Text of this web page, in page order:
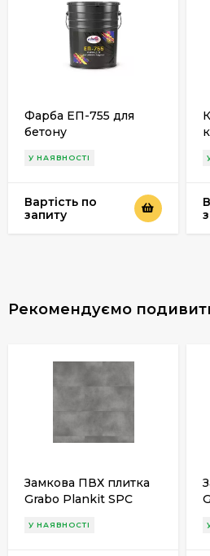
Фарба ЕП-755 для
бетону
У НАЯВНОСТІ
Вартість по
запиту
Рекомендуємо
Замкова ПВХ плитка
Grabo Plankit SPC
У НАЯВНОСТІ